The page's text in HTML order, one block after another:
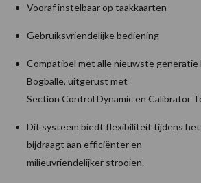
Vooraf instelbaar op taakkaarten
Gebruiksvriendelijke bediening
Compatibel met alle nieuwste generatie
Bogballe, uitgerust met
Section Control Dynamic en Calibrator
Dit systeem biedt flexibiliteit tijdens
bijdraagt aan efficiënter en
milieuvriendelijker strooien.